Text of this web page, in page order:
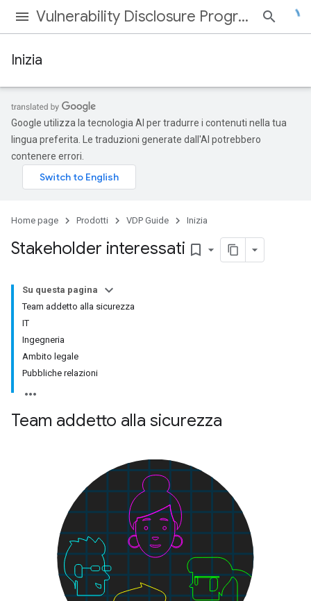
Vulnerability Disclosure Program
Inizia
Google utilizza la tecnologia AI per tradurre i contenuti nella tua
lingua preferita. Le traduzioni generate dall'AI potrebbero
contenere errori.
Home page Prodotti VDP Guide Inizia
Stakeholder interessati bookmark_border
Su questa pagina
Team addetto alla sicurezza
IT
Ingegneria
Ambito legale
Pubbliche relazioni
Team addetto alla sicurezza